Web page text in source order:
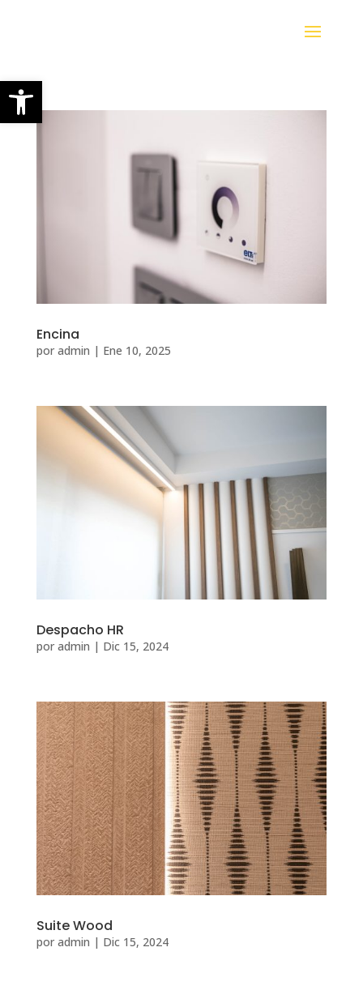
Abrir barra de herramientas
Encina
por admin | Ene 10, 2025
Despacho HR
por admin | Dic 15, 2024
Suite Wood
por admin | Dic 15, 2024